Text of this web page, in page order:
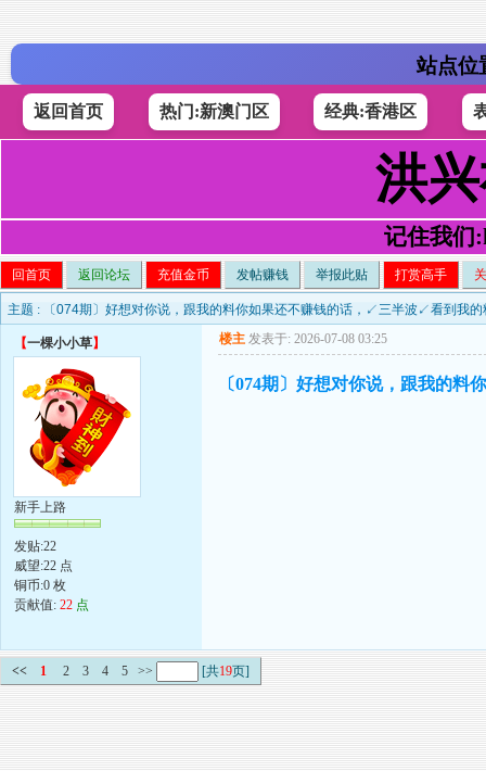
站点位
返回首页 热门:新澳门区 经典:香港区
洪
记住我们
回首页 返回论坛 充值金币 发帖赚钱 举报此贴 打赏高手
主题 : 〔074期〕好想对你说，跟我的料你如果还不赚钱的话，↙三半波↙看到我
【一棵小小草】
新手上路
发贴:22
威望:22 点
铜币:0 枚
贡献值: 22 点
楼主 发表于: 2026-07-08 03:25
〔074期〕好想对你说，跟我的
<< 1 2 3 4 5 >> [共19页]